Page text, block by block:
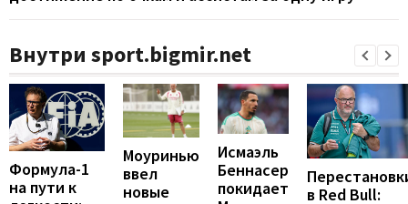
Внутри sport.bigmir.net
Формула-1
на пути к
Моуринью
ввел
новые
Исмаэль
Беннасер
покидает
в Red Bull: